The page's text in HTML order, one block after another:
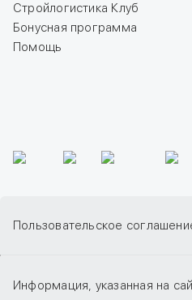
Стройлогистика Клуб
Бонусная программа
Помощь
Пользовательское
Информация, указанная на